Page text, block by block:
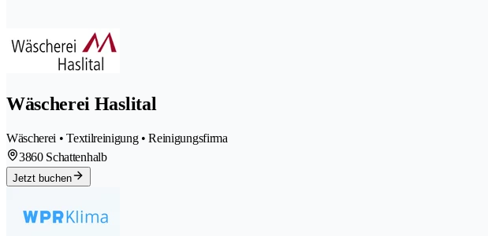
Wäscherei Haslital
Wäscherei • Textilreinigung • Reinigungsfirma
3860 Schattenhalb
Jetzt buchen